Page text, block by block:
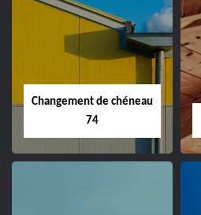
Changement de chéneau
74